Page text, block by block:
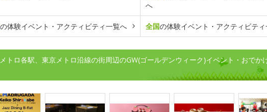
へ
の体験イベント・アクティビティ一覧へ 全国の体験イベント・アクティビテ
トロ各駅、東京メトロ沿線の街周辺のGW(ゴールデンウィーク)イベント・おでか